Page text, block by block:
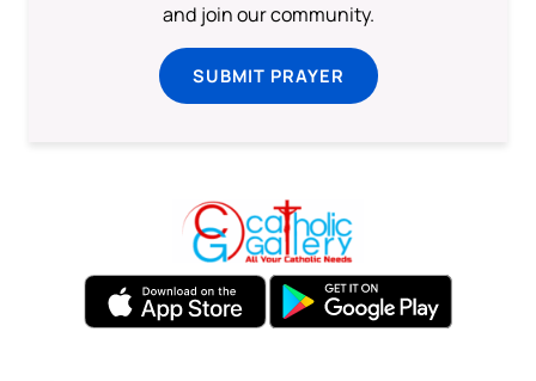
and join our community.
SUBMIT PRAYER